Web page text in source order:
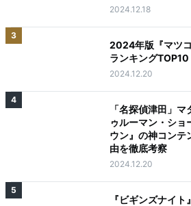
2024.12.18
3
2024年版『マツ
ランキングTOP10
2024.12.20
4
「名探偵津田」
ゥルーマン・ショ
ウン』の神コンテ
由を徹底考察
2024.12.20
5
『ビギンズナイト